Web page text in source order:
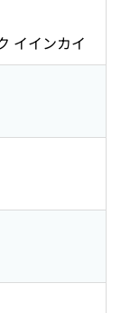
イインカイ